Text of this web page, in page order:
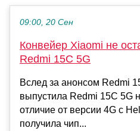
09:00, 20 Сен
Конвейер Xiaomi не
Redmi 15C 5G
Вслед за анонсом Redmi
выпустила Redmi 15C 5G
отличие от версии 4G с
получила чип...